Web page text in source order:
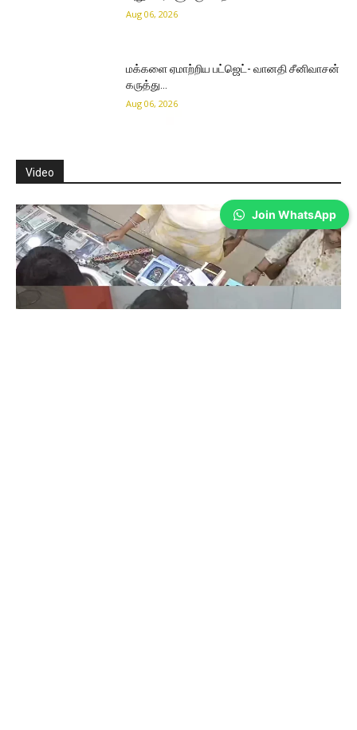
Aug 06, 2026
மக்களை ஏமாற்றிய பட்ஜெட்- வானதி சீனிவாசன்
கருத்து…
Aug 06, 2026
Video
Join WhatsApp